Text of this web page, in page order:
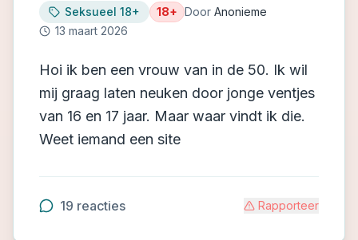
Seksueel 18+ 18+ Door Anonieme
13 maart 2026
Hoi ik ben een vrouw van in de 50. Ik wil
mij graag laten neuken door jonge ventjes
van 16 en 17 jaar. Maar waar vindt ik die.
Weet iemand een site
19 reacties Rapporteer